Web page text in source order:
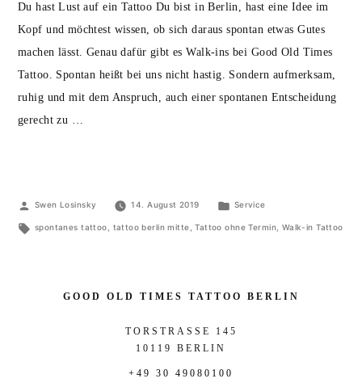
Du hast Lust auf ein Tattoo Du bist in Berlin, hast eine Idee im
Kopf und möchtest wissen, ob sich daraus spontan etwas Gutes
machen lässt. Genau dafür gibt es Walk-ins bei Good Old Times
Tattoo. Spontan heißt bei uns nicht hastig. Sondern aufmerksam,
ruhig und mit dem Anspruch, auch einer spontanen Entscheidung
gerecht zu …
Veröffentlicht
von
Swen Losinsky 14. August 2019 Veröffentlicht
in
Service
Schlagwörter:
spontanes tattoo, tattoo berlin mitte,Tattoo ohne Termin, Walk-in Tattoo
GOOD OLD TIMES TATTOO BERLIN
TORSTRASSE 145
10119 BERLIN
+49 30 49080100